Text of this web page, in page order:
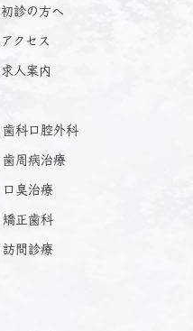
初診の方へ
アクセス
求人案内
歯科口腔外科
歯周病治療
口臭治療
矯正歯科
訪問診療